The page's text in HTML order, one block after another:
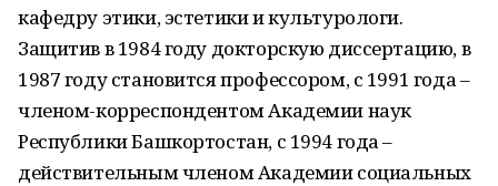
кафедру этики, эстетики и культурологи.
Защитив в 1984 году докторскую диссертацию, в
1987 году становится профессором, с 1991 года –
членом-корреспондентом Академии наук
Респуб­лики Башкортостан, с 1994 года –
действительным членом Академии социальных